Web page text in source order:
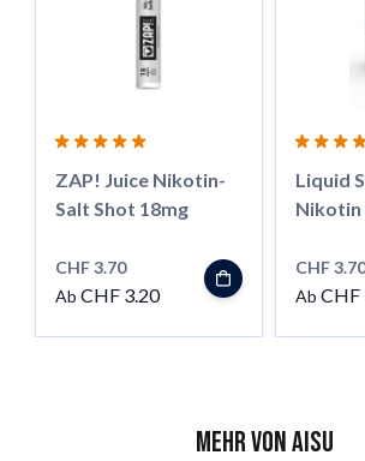
ZAP! Juice Nikotin-
Salt Shot 18mg
CHF 3.70
Ab CHF 3.20
Liquid
Nikotin
CHF 3.70
Ab CHF
Mehr von AISU